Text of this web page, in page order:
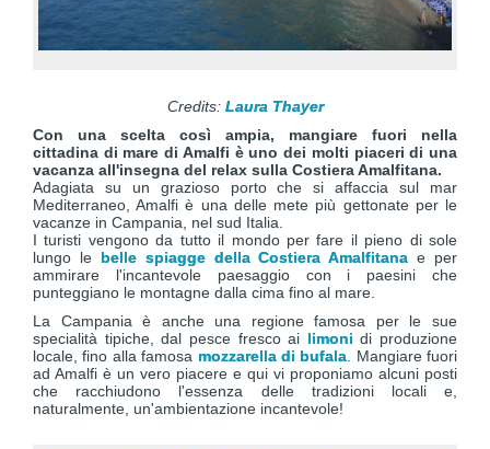
Credits: Laura Thayer
Con una scelta così ampia, mangiare fuori nella
cittadina di mare di Amalfi è uno dei molti piaceri di una
vacanza all'insegna del relax sulla Costiera Amalfitana.
Adagiata su un grazioso porto che si affaccia sul mar
Mediterraneo, Amalfi è una delle mete più gettonate per le
vacanze in Campania, nel sud Italia.
I turisti vengono da tutto il mondo per fare il pieno di sole
lungo le belle spiagge della Costiera Amalfitana e per
ammirare l'incantevole paesaggio con i paesini che
punteggiano le montagne dalla cima fino al mare.
La Campania è anche una regione famosa per le sue
specialità tipiche, dal pesce fresco ai limonidi produzione
locale, fino alla famosa mozzarella di bufala . Mangiare fuori
ad Amalfi è un vero piacere e qui vi proponiamo alcuni posti
che racchiudono l'essenza delle tradizioni locali e,
naturalmente, un'ambientazione incantevole!